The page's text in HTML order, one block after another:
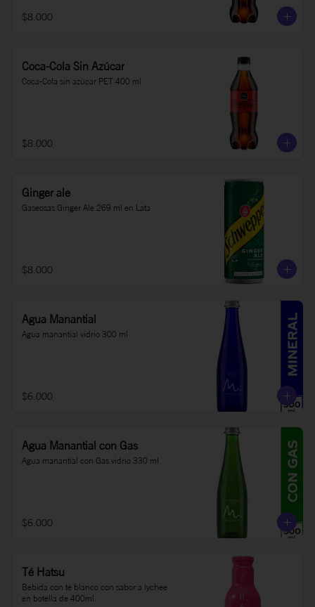
$8.000
Coca-Cola Sin Azúcar
Coca-Cola sin azúcar PET 400 ml
$8.000
Ginger ale
Gaseosas Ginger Ale 269 ml en Lata
$8.000
Agua Manantial
Agua manantial vidrio 300 ml
$6.000
Agua Manantial con Gas
Agua manantial con Gas vidrio 330 ml
$6.000
Té Hatsu
Bebida con té blanco con sabor a lychee
en botella de 400ml.